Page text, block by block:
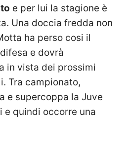
e per lui la stagione è
Una doccia fredda non
ha perso cosi il
e dovrà
in vista dei prossimi
Tra campionato,
e supercoppa la Juve
e quindi occorre una